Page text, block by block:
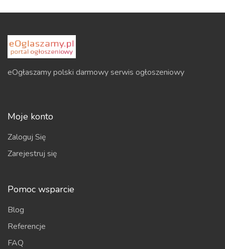
eOgłaszamy polski darmowy serwis ogłoszeniowy
Moje konto
Zaloguj Się
Zarejestruj się
Pomoc wsparcie
Blog
Referencje
FAQ